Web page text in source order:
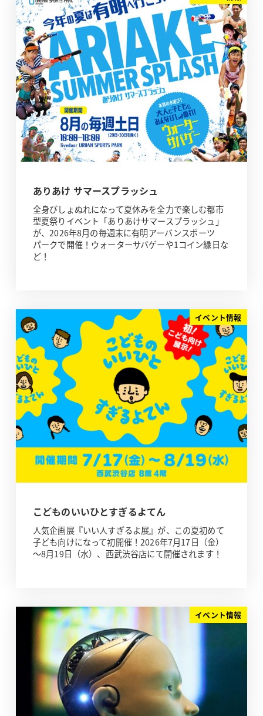
ありあけ サマースプラッシュ
全身びしょぬれになって夏休みを全力で楽しむ都市
型夏祭りイベント「ありあけサマースプラッシュ」
が、2026年8月の毎週末に有明アーバンスポーツ
パークで開催！ウォーターサバゲーや1コイン縁日な
ど！
イベント情報
こどものいいひとすぎるよてん
人気企画展『いい人すぎるよ展』が、この夏初めて
子ども向けになって初開催！2026年7月17日（金）
～8月19日（水）、西武渋谷店にて開催されます！
イベント情報